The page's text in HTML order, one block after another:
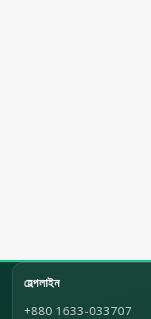
হেল্পলাইন
+880 1633-033707